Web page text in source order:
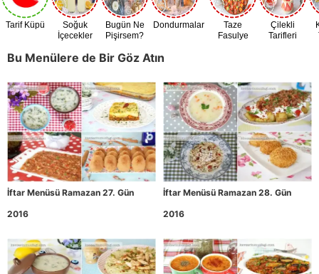
Tarif Küpü
Soğuk
İçecekler
Bugün Ne
Pişirsem?
Dondurmalar
Taze
Fasulye
Çilekli
Tarifleri
Bu Menülere de Bir Göz Atın
İftar Menüsü Ramazan 27. Gün
2016
İftar Menüsü Ramazan 28. Gün
2016